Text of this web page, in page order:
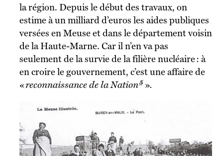
la région. Depuis le début des travaux, on
estime à un milliard d’euros les aides publiques
versées en Meuse et dans le département voisin
de la Haute-Marne. Car il n’en va pas
seulement de la survie de la filière nucléaire : à
en croire le gouvernement, c’est une affaire de
«reconnaissance de la Nation5 ».